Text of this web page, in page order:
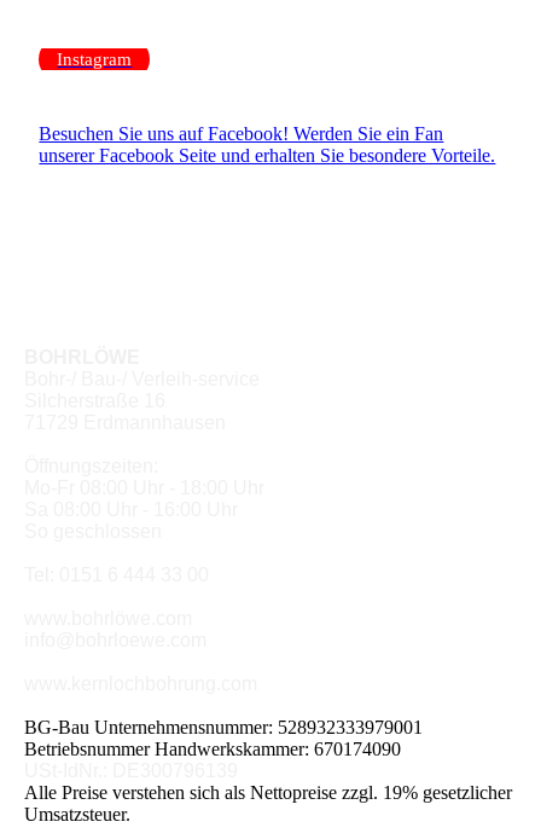
Instagram
Besuchen Sie uns auf Facebook! Werden Sie ein Fan
unserer Facebook Seite und erhalten Sie besondere Vorteile.
BG-Bau Unternehmensnummer: 528932333979001
Betriebsnummer Handwerkskammer: 670174090
Alle Preise verstehen sich als Nettopreise zzgl. 19% gesetzlicher
Umsatzsteuer.